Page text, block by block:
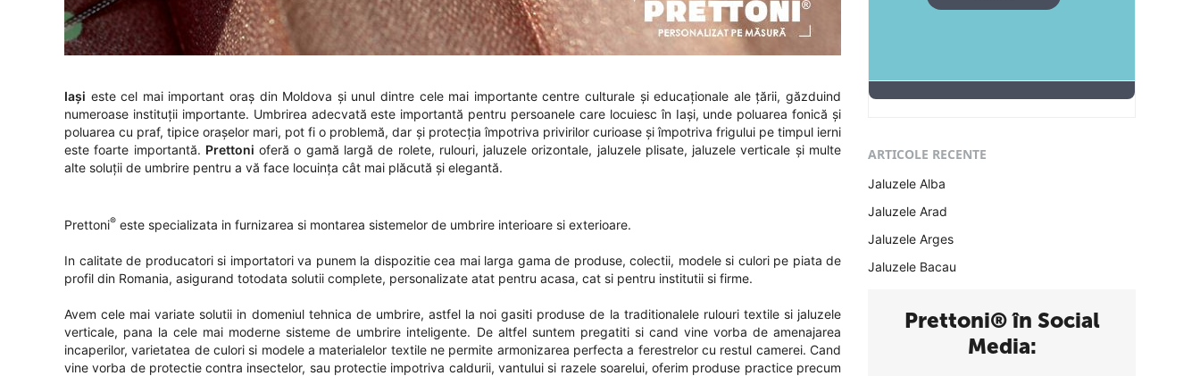
Iași este cel mai important oraș din Moldova și unul dintre cele mai importante centre culturale și educaționale ale țării, găzduind
numeroase instituții importante. Umbrirea adecvată este importantă pentru persoanele care locuiesc în Iași, unde poluarea fonică și
poluarea cu praf, tipice orașelor mari, pot fi o problemă, dar și protecția împotriva privirilor curioase și împotriva frigului pe timpul ierni
este foarte importantă. Prettoni oferă o gamă largă de rolete, rulouri, jaluzele orizontale, jaluzele plisate, jaluzele verticale și multe
alte soluții de umbrire pentru a vă face locuința cât mai plăcută și elegantă.
Prettoni® este specializata in furnizarea si montarea sistemelor de umbrire interioare si exterioare.
In calitate de producatori si importatori va punem la dispozitie cea mai larga gama de produse, colectii, modele si culori pe piata de
profil din Romania, asigurand totodata solutii complete, personalizate atat pentru acasa, cat si pentru institutii si firme.
Avem cele mai variate solutii in domeniul tehnica de umbrire, astfel la noi gasiti produse de la traditionalele rulouri textile si jaluzele
verticale, pana la cele mai moderne sisteme de umbrire inteligente. De altfel suntem pregatiti si cand vine vorba de amenajarea
incaperilor, varietatea de culori si modele a materialelor textile ne permite armonizarea perfecta a ferestrelor cu restul camerei. Cand
vine vorba de protectie contra insectelor, sau protectie impotriva caldurii, vantului si razele soarelui, oferim produse practice precum
ARTICOLE RECENTE
Jaluzele Alba
Jaluzele Arad
Jaluzele Arges
Jaluzele Bacau
Prettoni® în Social
Media: